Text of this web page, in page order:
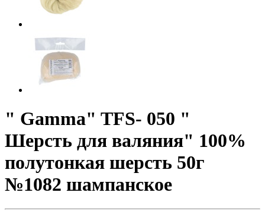
" Gamma" TFS- 050 "
Шерсть для валяния" 100%
полутонкая шерсть 50г
№1082 шампанское